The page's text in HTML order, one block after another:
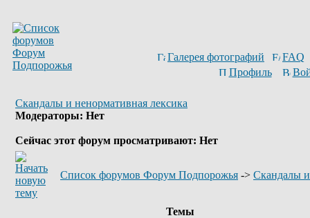
Галерея фотографий
FAQ
Профиль
Скандалы и ненормативная лексика
Модераторы: Нет
Сейчас этот форум просматривают: Нет
Список форумов Форум Подпорожья -> Скандалы и
Темы